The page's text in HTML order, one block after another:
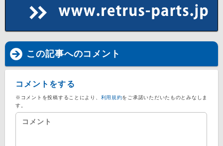
この記事へのコメント
コメントをする
※コメントを投稿することにより、 利用規約をご承諾いただいたものとみなしま
す。